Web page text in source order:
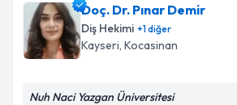
Takvim Talebini
Dt. Aybüke Bediriçin randevu
oluşturun. Size bu uzmandan
takvim hazırlandığında e-posta ile
Doç. Dr. Pınar Demir
Diş Hekimi +1diğer
Kayseri, Kocasinan
Nuh Naci Yazgan Üniversitesi